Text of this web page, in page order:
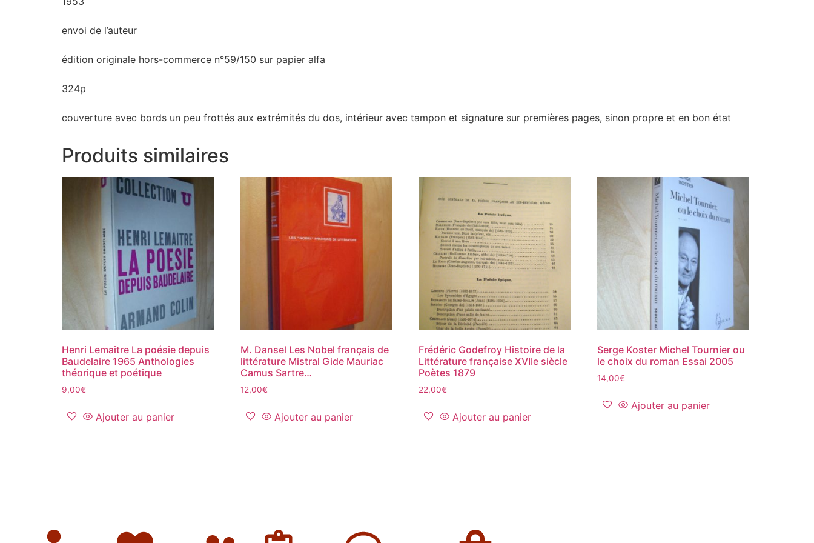
envoi de l’auteur
édition originale hors-commerce n°59/150 sur papier alfa
324p
couverture avec bords un peu frottés aux extrémités du dos, intérieur avec tampon et signature sur premières pages, sinon propre et en bon état
Produits similaires
Henri Lemaitre La poésie depuis
Baudelaire 1965 Anthologies
théorique et poétique
9,00€
Ajouter au panier
M. Dansel Les Nobel français de
littérature Mistral Gide Mauriac
Camus Sartre…
12,00€
Ajouter au panier
Frédéric Godefroy Histoire de la
Littérature française XVIIe siècle
Poètes 1879
22,00€
Ajouter au panier
Serge Koster Michel Tournier ou
le choix du roman Essai 2005
14,00€
Ajouter au panier